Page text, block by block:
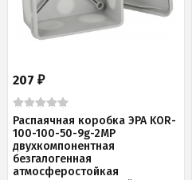
207 ₽
Распаячная коробка ЭРА KOR-
100-100-50-9g-2MP
двухкомпонентная
безгалогенная
атмосферостойкая